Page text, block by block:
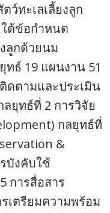
ว์ทะเลเลี้ยงลูก
ใต้ข้อกำหนด
ลูกด้วยนม
ทธ์ 19 แผนงาน 51
ดตามและประเมิน
ยุทธ์ที่ 2 การวิจัย
กลยุทธ์ที่
&
บังคับใช้
การสื่อสาร
เตรียมความพร้อม